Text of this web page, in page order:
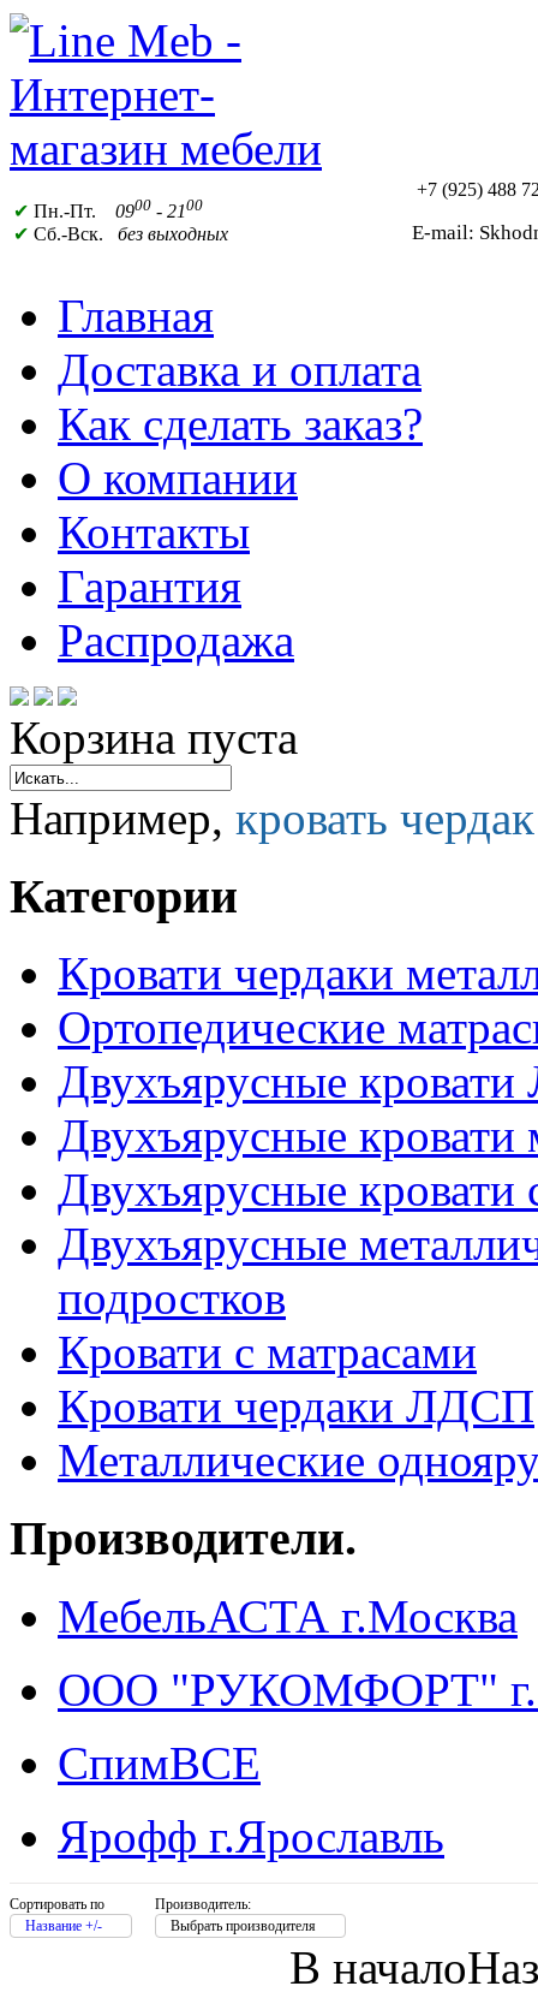
✔ Пн.-Пт. 0900 - 2100
✔ Сб.-Вск. без выходных
+7 (925) 488
E-mail:
Главная
Доставка и оплата
Как сделать заказ?
О компании
Контакты
Гарантия
Распродажа
Корзина пуста
Например, кровать
Категории
Кровати чердаки
Ортопедические
Двухъярусные
Двухъярусные кровати
Двухъярусные кровати
Двухъярусные
подростков
Кровати с матрасами
Кровати чердаки ЛДСП
Металлические
Производители.
МебельАСТА г.Москва
ООО "РУКОМФОРТ"
СпимВСЕ
Ярофф г.Ярославль
Сортировать по
Название +/-
Производитель:
Выбрать производителя
В начало